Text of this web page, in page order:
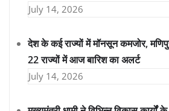
July 14, 2026
देश के कई राज्यों में मॉनसून कमजोर,
22 राज्यों में आज बारिश का अलर्ट
July 14, 2026